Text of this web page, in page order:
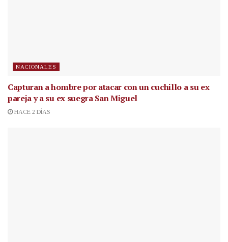
NACIONALES
Capturan a hombre por atacar con un cuchillo a su ex
pareja y a su ex suegra San Miguel
HACE 2 DÍAS